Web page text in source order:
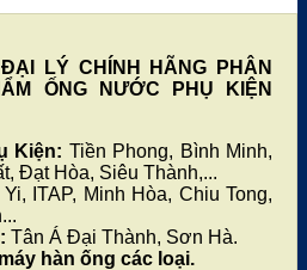
LÝ CHÍNH HÃNG PHÂN
ỐNG NƯỚC PHỤ KIỆN
Kiện: Tiền Phong, Bình Minh,
Đạt Hòa, Siêu Thành,...
ITAP, Minh Hòa, Chiu Tong,
Tân Á Đại Thành, Sơn Hà.
hàn ống các loại.